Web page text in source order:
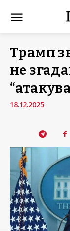
Трамп
не
18.12.2025